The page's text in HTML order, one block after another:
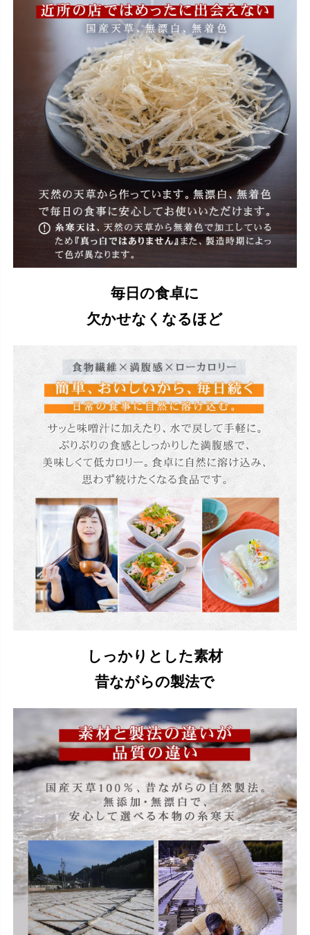
毎日の食卓に
欠かせなくなるほど
しっかりとした素材
昔ながらの製法で